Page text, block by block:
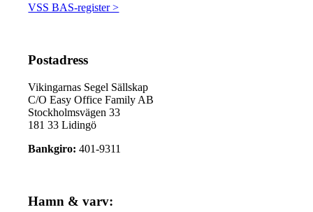
VSS BAS-register >
Postadress
Vikingarnas Segel Sällskap
C/O Easy Office Family AB
Stockholmsvägen 33
181 33 Lidingö
Bankgiro:401-9311
Hamn & varv: